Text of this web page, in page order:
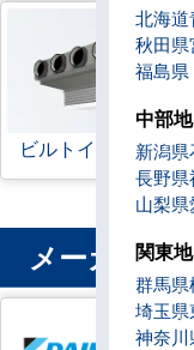
ビルトイン形
メーカー
北海道
秋田県
福島県
中部
新潟県
長野県
山梨県
関東
群馬県
埼玉県
神奈川